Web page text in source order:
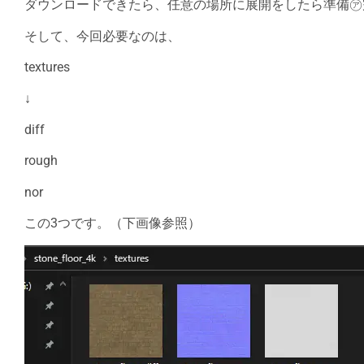
ダウンロードできたら、任意の場所に展開をしたら準備㋐
そして、今回必要なのは、
textures
↓
diff
rough
nor
この3つです。（下画像参照）